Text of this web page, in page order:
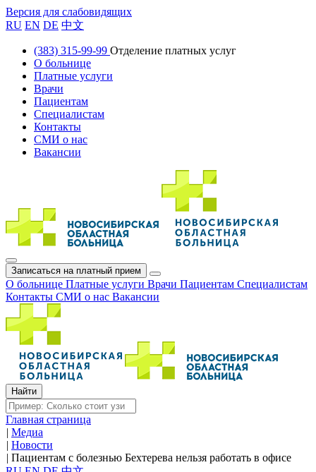
Версия для слабовидящих
RU EN DE 中文
(383) 315-99-99 Отделение платных услуг
О больнице
Платные услуги
Врачи
Пациентам
Специалистам
Контакты
СМИ о нас
Вакансии
Записаться на платный прием
О больнице Платные услуги Врачи Пациентам Специалистам
Контакты СМИ о нас Вакансии
Главная страница
| Медиа
| Новости
| Пациентам с болезнью Бехтерева нельзя работать в офисе